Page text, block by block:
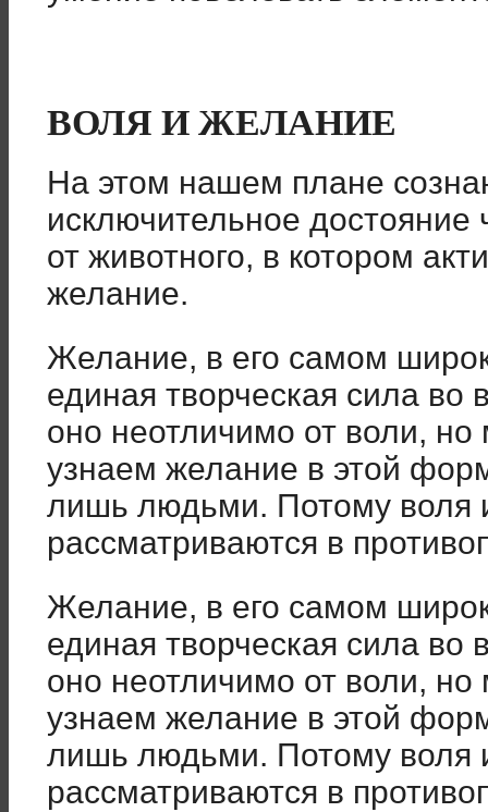
ВОЛЯ И ЖЕЛАНИЕ
На этом нашем плане
исключительное достояние
от животного, в котором
желание.
Желание, в его самом
единая творческая сила
оно неотличимо от воли,
узнаем желание в этой
лишь людьми. Потому воля
рассматриваются в
Желание, в его самом
единая творческая сила
оно неотличимо от воли,
узнаем желание в этой
лишь людьми. Потому воля
рассматриваются в